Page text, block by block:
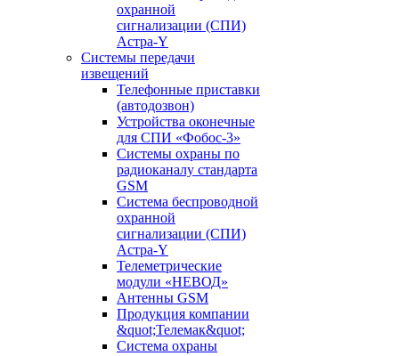
охранной
сигнализации (СПИ)
Астра-Y
Системы передачи
извещений
Телефонные приставки
(автодозвон)
Устройства оконечные
для СПИ «Фобос-3»
Системы охраны по
радиоканалу стандарта
GSM
Система беспроводной
охранной
сигнализации (СПИ)
Астра-Y
Телеметрические
модули «НЕВОД»
Антенны GSM
Продукция компании
&quot;Телемак&quot;
Система охраны